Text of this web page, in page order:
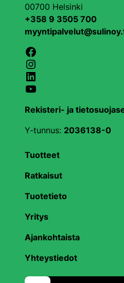
00700 Helsinki
+358 9 3505 700
Facebook
Instagram
LinkedIn
YouTube
Rekisteri- ja
Y-tunnus: 2036138-0
Tuotteet
Ratkaisut
Tuotetieto
Yritys
Ajankohtaista
Yhteystiedot